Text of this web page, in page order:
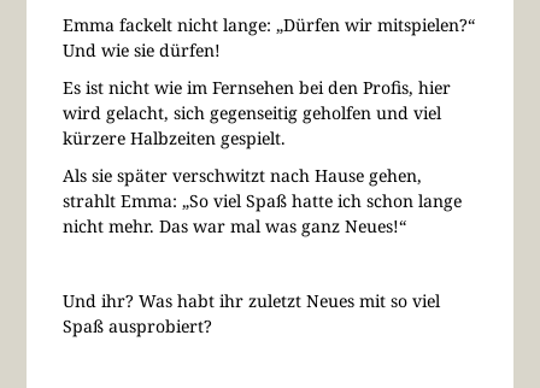
Emma fackelt nicht lange: „Dürfen wir mitspielen?“
Und wie sie dürfen!
Es ist nicht wie im Fernsehen bei den Profis, hier
wird gelacht, sich gegenseitig geholfen und viel
kürzere Halbzeiten gespielt.
Als sie später verschwitzt nach Hause gehen,
strahlt Emma: „So viel Spaß hatte ich schon lange
nicht mehr. Das war mal was ganz Neues!“
Und ihr? Was habt ihr zuletzt Neues mit so viel
Spaß ausprobiert?